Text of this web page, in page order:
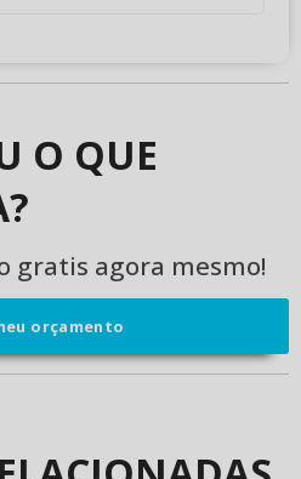
O QUE
gratis agora mesmo!
orçamento